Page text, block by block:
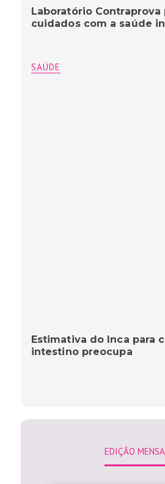
Laboratório Contraprova
cuidados com a saúde
SAÚDE
Estimativa do Inca para
intestino preocupa
EDIÇÃO